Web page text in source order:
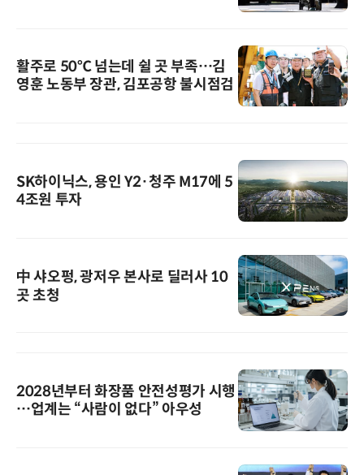
활주로 50℃ 넘는데 쉴 곳 부족…김
영훈 노동부 장관, 김포공항 불시점검
SK하이닉스, 용인 Y2·청주 M17에 5
4조원 투자
中 샤오펑, 광저우 본사로 딜러사 10
곳 초청
2028년부터 화장품 안전성평가 시행
…업계는 “사람이 없다” 아우성